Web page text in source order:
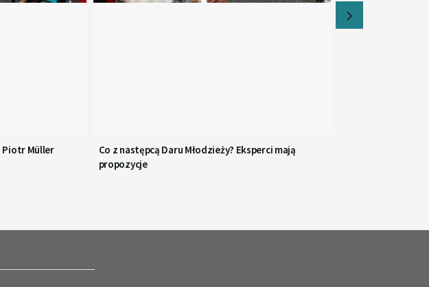
Piotr Müller
Co z następcą Daru Młodzieży? Eksperci mają
propozycje